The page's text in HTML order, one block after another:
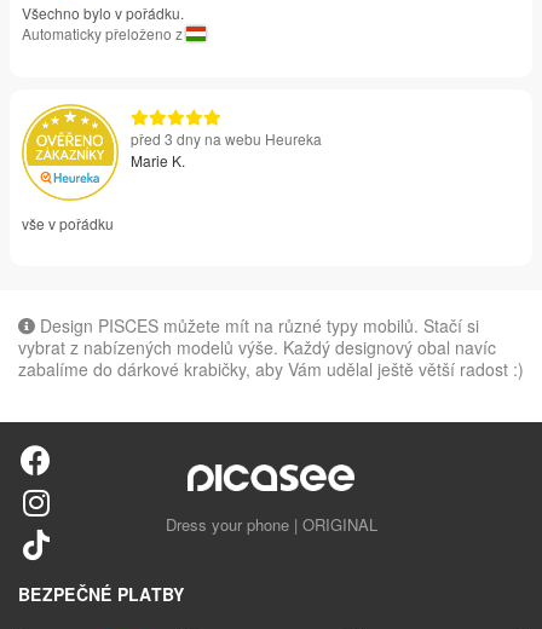
Všechno bylo v pořádku.
Automaticky přeloženo z
před 3 dny na webu Heureka
Marie K.
vše v pořádku
Design PISCES můžete mít na různé typy mobilů. Stačí si
vybrat z nabízených modelů výše. Každý designový obal navíc
zabalíme do dárkové krabičky, aby Vám udělal ještě větší radost :)
Dress your phone | ORIGINAL
BEZPEČNÉ PLATBY